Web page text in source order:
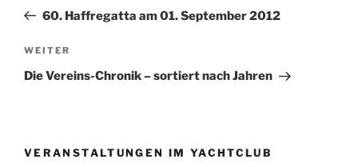
Beitrag
60. Haffregatta am 01. September 2012
Nächster
Beitrag
WEITER
Die Vereins-Chronik – sortiert nach Jahren
VERANSTALTUNGEN IM YACHTCLUB